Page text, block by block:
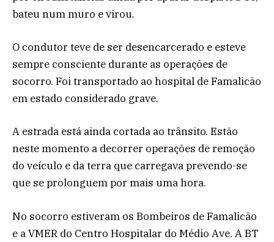
bateu num muro e virou.
O condutor teve de ser desencarcerado e esteve
sempre consciente durante as operações de
socorro. Foi transportado ao hospital de Famalicão
em estado considerado grave.
A estrada está ainda cortada ao trânsito. Estão
neste momento a decorrer operações de remoção
do veículo e da terra que carregava prevendo-se
que se prolonguem por mais uma hora.
No socorro estiveram os Bombeiros de Famalicão
e a VMER do Centro Hospitalar do Médio Ave. A BT